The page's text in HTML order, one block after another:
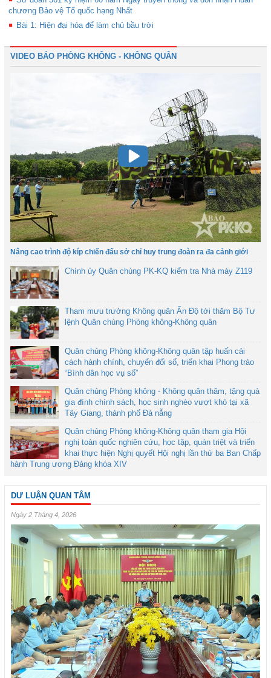
chương Bảo vệ Tổ quốc hạng Nhất
Bài 1: Hiện đại hóa để làm chủ bầu trời
VIDEO BÁO PHÒNG KHÔNG - KHÔNG QUÂN
Nâng cao trình độ kíp chiến đấu sở chỉ huy trung đoàn ra đa cảnh giới
Chính ủy Quân chủng PK-KQ kiểm tra Nhà máy Z119
Tham mưu trưởng Không quân Ấn Độ tới thăm Bộ Tư
lệnh Quân chủng Phòng không-Không quân
Quân chủng Phòng không-Không quân tập huấn cải
cách hành chính, chuyển đổi số, triển khai Phong trào
“Bình dân học vụ số”
Quân chủng Phòng không - Không quân thăm, tặng quà
gia đình chính sách, học sinh nghèo vượt khó tại xã
Tây Giang, thành phố Đà nẵng
Quân chủng Phòng không-Không quân tham gia Hội
nghị toàn quốc nghiên cứu, học tập, quán triệt và triển
khai thực hiện Nghị quyết Hội nghị lần thứ ba Ban Chấp
hành Trung ương Đảng khóa XIV
DƯ LUẬN QUAN TÂM
Ngày 2 Tháng 4, 2026